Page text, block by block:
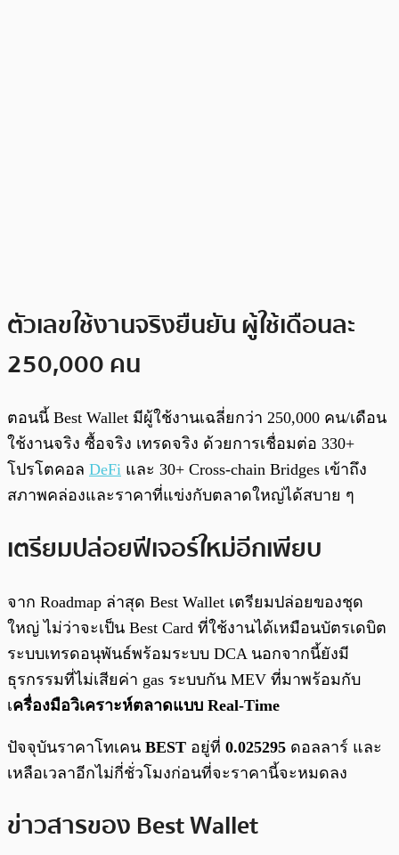
ตัวเลขใช้งานจริงยืนยัน ผู้ใช้เดือนละ
250,000 คน
ตอนนี้ Best Wallet มีผู้ใช้งานเฉลี่ยกว่า 250,000 คน/เดือน
ใช้งานจริง ซื้อจริง เทรดจริง ด้วยการเชื่อมต่อ 330+
โปรโตคอล DeFi และ 30+ Cross-chain Bridges เข้าถึง
สภาพคล่องและราคาที่แข่งกับตลาดใหญ่ได้สบาย ๆ
เตรียมปล่อยฟีเจอร์ใหม่อีกเพียบ
จาก Roadmap ล่าสุด Best Wallet เตรียมปล่อยของชุด
ใหญ่ ไม่ว่าจะเป็น Best Card ที่ใช้งานได้เหมือนบัตรเดบิต
ระบบเทรดอนุพันธ์พร้อมระบบ DCA นอกจากนี้ยังมี
ธุรกรรมที่ไม่เสียค่า gas ระบบกัน MEV ที่มาพร้อมกับ
เครื่องมือวิเคราะห์ตลาดแบบ Real-Time
ปัจจุบันราคาโทเคน BEST อยู่ที่ 0.025295 ดอลลาร์ และ
เหลือเวลาอีกไม่กี่ชั่วโมงก่อนที่จะราคานี้จะหมดลง
ข่าวสารของ Best Wallet